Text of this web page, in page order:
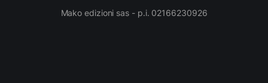
Mako edizioni sas - p.i. 02166230926